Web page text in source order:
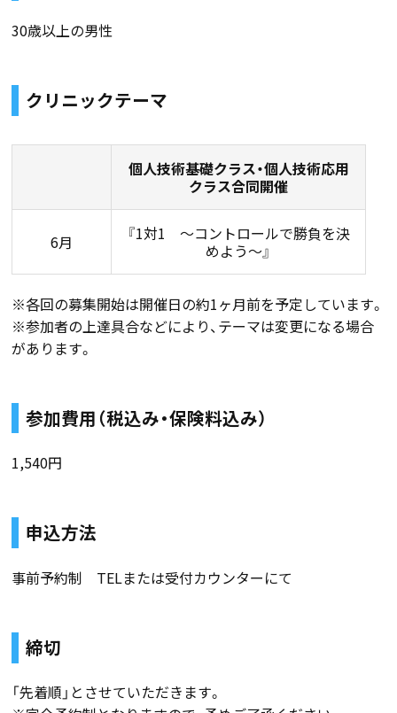
30歳以上の男性
クリニックテーマ
個人技術基礎クラス・個人技術応用
クラス合同開催
6月
『1対1 〜コントロールで勝負を決
めよう〜』
※各回の募集開始は開催日の約1ヶ月前を予定しています。
※参加者の上達具合などにより、テーマは変更になる場合
があります。
参加費用（税込み・保険料込み）
1,540円
申込方法
事前予約制 TELまたは受付カウンターにて
締切
「先着順」とさせていただきます。